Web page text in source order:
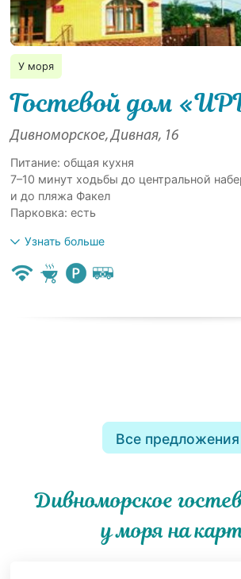
У моря
Гостевой дом
Дивноморское, Дивная, 16
Питание: общая кухня
7–10 минут ходьбы до центральной
и до пляжа Факел
Парковка: есть
Узнать больше
Все предложения
Дивноморское
у моря на